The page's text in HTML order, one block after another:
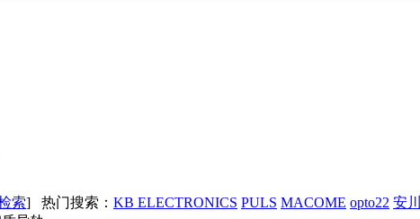
索] 热门搜索： KB ELECTRONICS PULS MACOME opto22 安川